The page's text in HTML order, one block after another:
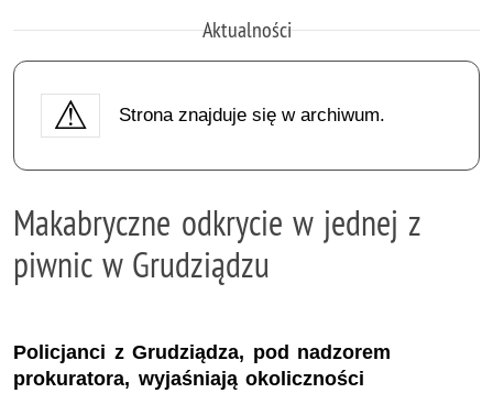
Aktualności
Strona znajduje się w archiwum.
Makabryczne odkrycie w jednej z
piwnic w Grudziądzu
Policjanci z Grudziądza, pod nadzorem
prokuratora, wyjaśniają okoliczności